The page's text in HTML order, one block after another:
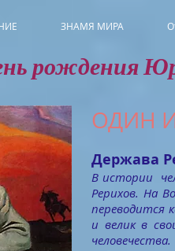
рождения
ОДИН
Держава
В истории
Рерихов. На
переводится
и велик в
ЗНАМЯ МИРА